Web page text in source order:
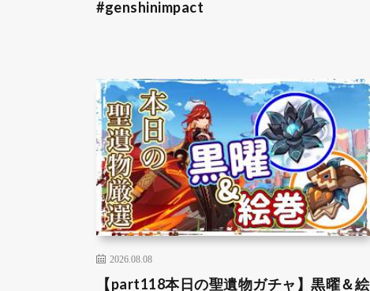
#genshinimpact
2026.08.08
【part118本日の聖遺物ガチャ】黒曜＆絵